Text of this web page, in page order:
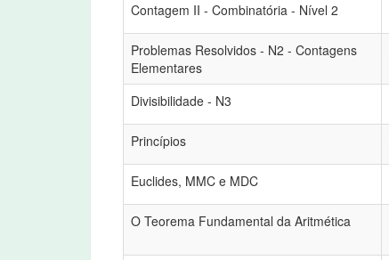
Contagem II - Combinatória - Nível 2
Problemas Resolvidos - N2 - Contagens
Elementares
Divisibilidade - N3
Princípios
Euclides, MMC e MDC
O Teorema Fundamental da Aritmética